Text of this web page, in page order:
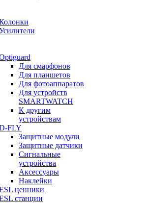
Для смарфонов
Для планшетов
Для фотоаппаратов
Для устройств
SMARTWATCH
К другим
устройствам
FLY
Защитные модули
Защитные датчики
Сигнальные
устройства
Аксессуары
Наклейки
ценники
станции